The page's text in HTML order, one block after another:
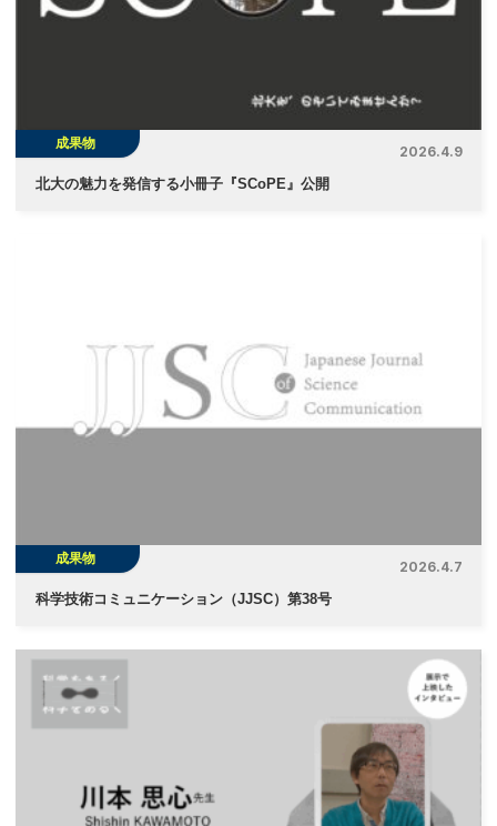
ョ
成果物
2026.4.9
北大の魅力を発信する小冊子『SCoPE』公開
成果物
2026.4.7
科学技術コミュニケーション（JJSC）第38号